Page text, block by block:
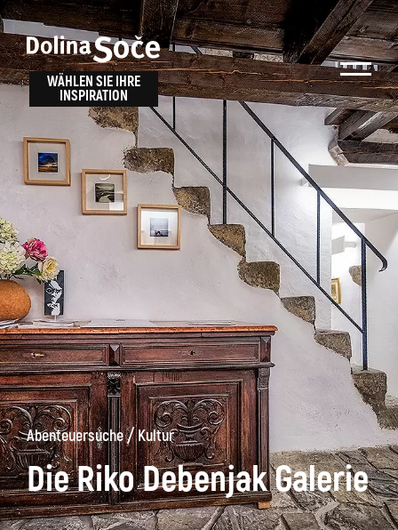
WÄHLEN SIE IHRE
INSPIRATION
Abenteuersuche/Kultur
Die Riko Debenjak Galerie
Inspiration
finden
Finden Sie Aktivitäten, Attraktionen und
Unterhaltungsmöglichkeiten im Soča-Tal
oder wählen Sie aus unseren Reisetipps.
Suche...
Kanin Wanderwege
Museum
von
Kobarid
Wählen Sie ein
Erlebnis
TOLMINER KLAMMEN JAVORCA
RIVER PASS JULIANA TRAIL
ALPE ADRIA TRAIL